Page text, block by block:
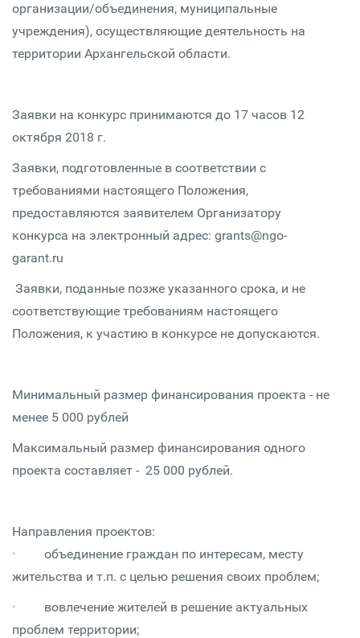
организации/объединения, муниципальные
учреждения), осуществляющие деятельность на
территории Архангельской области.
Заявки на конкурс принимаются до 17 часов 12
октября 2018 г.
Заявки, подготовленные в соответствии с
требованиями настоящего Положения,
предоставляются заявителем Организатору
конкурса на электронный адрес: grants@ngo-
garant.ru
Заявки, поданные позже указанного срока, и не
соответствующие требованиям настоящего
Положения, к участию в конкурсе не допускаются.
Минимальный размер финансирования проекта - не
менее 5 000 рублей
Максимальный размер финансирования одного
проекта составляет - 25 000 рублей.
Направления проектов:
· объединение граждан по интересам, месту
жительства и т.п. с целью решения своих проблем;
· вовлечение жителей в решение актуальных
проблем территории;